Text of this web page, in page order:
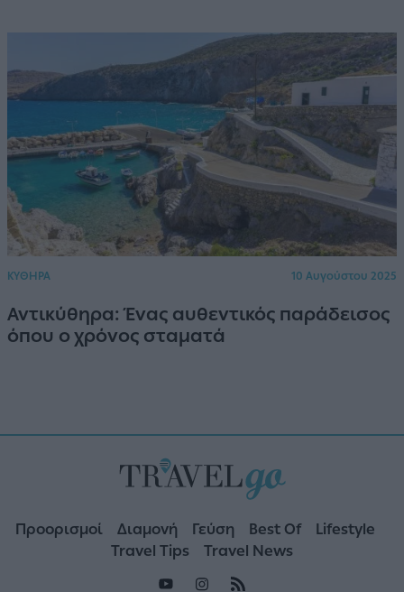
ΚΥΘΗΡΑ 10 Αυγούστου 2025
Αντικύθηρα: Ένας αυθεντικός παράδεισος
όπου ο χρόνος σταματά
Προορισμοί Διαμονή Γεύση Best Of
Lifestyle
Travel Tips
Travel News